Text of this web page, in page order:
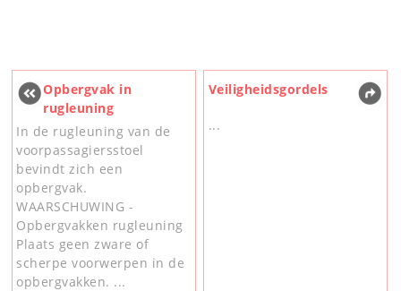
Opbergvak in
rugleuning
In de rugleuning van de
voorpassagiersstoel
bevindt zich een
opbergvak.
WAARSCHUWING -
Opbergvakken rugleuning
Plaats geen zware of
scherpe voorwerpen in de
opbergvakken. ...
Veiligheidsgordels
...